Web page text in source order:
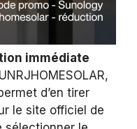
immédiate
d’en tirer
le site officiel de